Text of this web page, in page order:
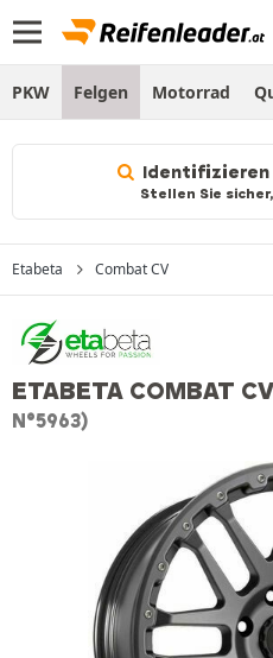
PKW Felgen Motorrad
Identifizieren
Stellen Sie
Etabeta Combat CV
ETABETA COMBAT CV
N°5963)